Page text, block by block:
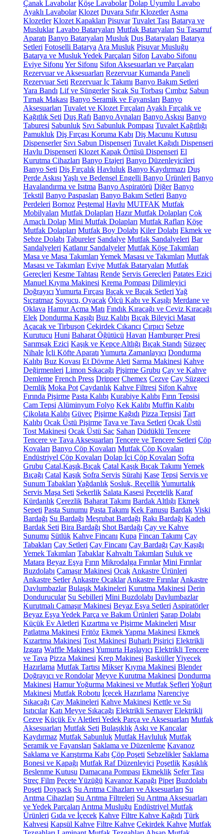
Çanak Lavabolar Köşe Lavabolar Dolap Uyumlu Lavabo
Ayaklı Lavabolar Klozet Duvara Sıfır Klozetler Asma
Klozetler Klozet Kapakları Pisuvar Tuvalet Taşı Batarya ve
Musluklar Lavabo Bataryaları Mutfak Bataryaları Su Tasarruf
Aparatı Banyo Bataryaları Musluk Duş Bataryaları Batarya
Setleri Fotoselli Batarya Ara Musluk Pisuvar Musluğu
Batarya ve Musluk Yedek Parçaları Sifon Lavabo Sifonu
Eviye Sifonu Yer Sifonu Sifon Aksesuarları ve Parçaları
Rezervuar ve Aksesuarları Rezervuar Kumanda Paneli
Rezervuar Seti Rezervuar İç Takımı Banyo Bakım Setleri
Yara Bandı Lif ve Süngerler Sıcak Su Torbası Cımbız Sabun
Tırnak Makası Banyo Seramik ve Fayansları Banyo
Aksesuarları Tuvalet ve Klozet Fırçaları Ayaklı Fırçalık ve
Kağıtlık Seti Duş Rafı Banyo Aynaları Banyo Askısı Banyo
Taburesi Sabunluk Sıvı Sabunluk Pompası Tuvalet Kağıtlığı
Pamukluk Diş Fırçası Koruma Kabı Diş Macunu Kutusu
Dispenserler Sıvı Sabun Dispenseri Tuvalet Kağıdı Dispenseri
Havlu Dispenseri Klozet Kapak Örtüsü Dispenseri El
Kurutma Cihazları Banyo Etajeri Banyo Düzenleyicileri
Banyo Seti Diş Fırçalık Havluluk Banyo Kaydırmazı Duş
Perde Askısı Yaşlı ve Bedensel Engelli Banyo Ürünleri Banyo
Havalandırma ve Isıtma Banyo Aspiratörü Diğer Banyo
Tekstil Banyo Paspasları Banyo Bakım Setleri Banyo
Perdeleri Bornoz Peştemal Havlu MUTFAK Mutfak
Mobilyaları Mutfak Dolapları Hazır Mutfak Dolapları Çok
Amaçlı Dolap Mini Mutfak Dolapları Mutfak Rafları Köşe
Mutfak Dolapları Mutfak Boy Dolabı Kiler Dolabı Ekmek ve
Sebze Dolabı Tabureler Sandalye Mutfak Sandalyeleri Bar
Sandalyeleri Katlanır Sandalyeler Mutfak Köşe Takımları
Masa ve Masa Takımları Yemek Masası ve Takımları Mutfak
Masası ve Takımları Eviye Mutfak Bataryaları Mutfak
Gereçleri Kesme Tahtası Rende Servis Gereçleri Patates Ezici
Manuel Kıyma Makinesi Krema Pompası Dilimleyici
Doğrayıcı Yumurta Fırçası Bıçak ve Bıçak Setleri Yağ
Sıçratmaz Soyucu, Oyacak Ölçü Kabı ve Kaşığı Merdane ve
Oklava Hamur Açma Matı Fındık Kıracağı ve Ceviz Kıracağı
Elek Dondurma Kaşığı Buz Kalıbı Bıçak Bileyici Masat
Açacak ve Tirbuşon Çekirdek Çıkarıcı Çırpıcı Sebze
Kurutucu Huni Baharat Öğütücü Havan Hamburger Presi
Sarımsak Ezici Kaşık ve Kepçe Altlığı Bıçak Standı Süzgeç
Nihale İçli Köfte Aparatı Yumurta Zamanlayıcı Dondurma
Kalıbı Buz Kovası Et Dövme Aleti Sarma Makinesi Kahve
Değirmenleri Limon Sıkacağı Pişirme Grubu Çay ve Kahve
Demleme French Press Dripper Chemex Cezve Çay Süzgeci
Demlik Moka Pot Çaydanlık Kahve Filtresi Sifon Kahve
Fırında Pişirme Pasta Kalıbı Kurabiye Kalıbı Fırın Tepsisi
Cam Tepsi Alüminyum Folyo Kek Kalıbı Muffin Kalıbı
Çikolata Kalıbı Güveç Pişirme Kağıdı Pizza Tepsisi Tart
Kalıbı Ocak Üstü Pişirme Tava ve Tava Setleri Ocak Üstü
Tost Makinesi Ocak Üstü Sac Sahan Düdüklü Tencere
Tencere ve Tava Aksesuarları Tencere ve Tencere Setleri Çöp
Kovaları Banyo Çöp Kovaları Mutfak Çöp Kovaları
Endüstriyel Çöp Kovaları Dolap İçi Çöp Kovaları Sofra
Grubu Çatal,Kaşık,Bıçak Çatal Kaşık Bıçak Takımı Yemek
Bıçağı Çatal Kaşık Sofra Servis Sürahi Kase Tepsi Servis ve
Sunum Tabakları Yağdanlık Sosluk, ReçellikYumurtalık
Servis Maşa Seti Şekerlik Salata Kasesi Peçetelik Karaf
Kürdanlık Çerezlik Baharat Takımı Bardak Altlığı Ekmek
Sepeti Pasta Sunumu Pasta Takımı Kek Fanusu Bardak Viski
Bardağı Su Bardağı Meşrubat Bardağı Rakı Bardağı Kadeh
Bardak Seti Bira Bardağı Shot Bardağı Çay ve Kahve
Sunumu Sütlük Kahve Fincanı Kupa Fincan Takımı Çay
Tabakları Çay Setleri Çay Fincanı Çay Bardağı Çay Kaşığı
Yemek Takımları Tabaklar Kahvaltı Takımları Suluk ve
Matara Beyaz Eşya Fırın Mikrodalga Fırınlar Mini Fırınlar
Buzdolabı Çamaşır Makinesi Ocak Ankastre Ürünleri
Ankastre Setler Ankastre Ocaklar Ankastre Fırınlar Ankastre
Davlumbazlar Bulaşık Makineleri Kurutma Makinesi Derin
Dondurucular Su Sebilleri Mini Buzdolabı Davlumbazlar
Kurutmalı Çamaşır Makinesi Beyaz Eşya Setleri Aspiratörler
Beyaz Eşya Yedek Parça ve Bakım Ürünleri Şarap Dolabı
Küçük Ev Aletleri Kızartma ve Pişirme Makineleri Mısır
Patlatma Makinesi Fritöz Ekmek Yapma Makinesi Ekmek
Kızartma Makinesi Tost Makinesi Buharlı Pişirici Elektrikli
Izgara Waffle Makinesi Yumurta Haşlayıcı Elektrikli Tencere
ve Tava Pizza Makinesi Krep Makinesi BasküllerYiyecek
Hazırlama Mutfak Tartısı Mikser Kıyma Makinesi Blender
Doğrayıcı ve Rondolar Meyve Kurutma Makinesi Dondurma
Makinesi Hamur Yoğurma Makinesi ve Mutfak Şefleri Yoğurt
Makinesi Mutfak Robotu İçecek Hazırlama Narenciye
Sıkacağı Çay Makineleri Kahve Makinesi Kettle ve Su
Isıtıcılar Katı Meyve Sıkacağı Elektrikli Semaver Elektrikli
Cezve Küçük Ev Aletleri Yedek Parça ve Aksesuarları Mutfak
Aksesuarları Mutfak Seti Bulaşıklık Askı ve Kancalar
Kaydırmaz Mutfak Sabunluk Mutfak Havluluk Mutfak
Seramik ve Fayansları Saklama ve Düzenleme Kavanoz
Saklama ve Karıştırma Kabı Çöp Poşeti Sebzelikler Saklama
Bonesi ve Kapağı Mutfak Raf Düzenleyici Poşetlik Kaşıklık
Beslenme Kutusu Damacana Pompası Ekmeklik Sefer Tası
Streç Film Peçete Yüzüğü Kavanoz Kapağı Pipet Buzdolabı
Poşeti Doypack Su Arıtma Cihazları ve Aksesuarları Su
Arıtma Cihazları Su Arıtma Filtreleri Su Arıtma Aksesuarları
ve Yedek Parçaları Arıtma Musluğu Endüstriyel Mutfak
Ürünleri Gıda ve İçecek Kahve Filtre Kahve Kağıdı Türk
Kahvesi Kapsül Kahve Filtre Kahve Çekirdek Kahve Mutfak